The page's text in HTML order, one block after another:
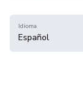
Idioma
Español